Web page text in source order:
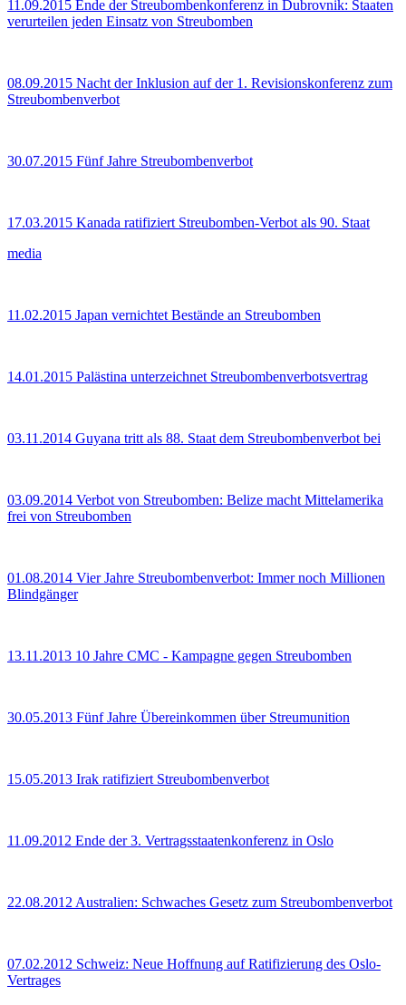
11.09.2015 Ende der Streubombenkonferenz in Dubrovnik: Staaten
verurteilen jeden Einsatz von Streubomben
08.09.2015 Nacht der Inklusion auf der 1. Revisionskonferenz zum
Streubombenverbot
30.07.2015 Fünf Jahre Streubombenverbot
17.03.2015 Kanada ratifiziert Streubomben-Verbot als 90. Staat
media
11.02.2015 Japan vernichtet Bestände an Streubomben
14.01.2015 Palästina unterzeichnet Streubombenverbotsvertrag
03.11.2014 Guyana tritt als 88. Staat dem Streubombenverbot bei
03.09.2014 Verbot von Streubomben: Belize macht Mittelamerika
frei von Streubomben
01.08.2014 Vier Jahre Streubombenverbot: Immer noch Millionen
Blindgänger
13.11.2013 10 Jahre CMC - Kampagne gegen Streubomben
30.05.2013 Fünf Jahre Übereinkommen über Streumunition
15.05.2013 Irak ratifiziert Streubombenverbot
11.09.2012 Ende der 3. Vertragsstaatenkonferenz in Oslo
22.08.2012Australien: Schwaches Gesetz zum Streubombenverbot
07.02.2012 Schweiz: Neue Hoffnung auf Ratifizierung des Oslo-
Vertrages